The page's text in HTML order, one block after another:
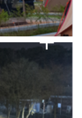
경 안내
경 안내